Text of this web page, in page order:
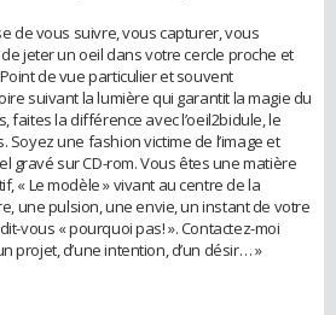
de vous suivre, vous capturer, vous
jeter un oeil dans votre cercle proche et
de vue particulier et souvent
suivant la lumière qui garantit la magie du
faites la différence avec l’oeil2bidule, le
une fashion victime de l’image et
gravé sur CD-rom. Vous êtes une matière
« Le modèle » vivant au centre de la
une pulsion, une envie, un instant de votre
vous « pourquoi pas! ». Contactez-moi
projet, d’une intention, d’un désir… »